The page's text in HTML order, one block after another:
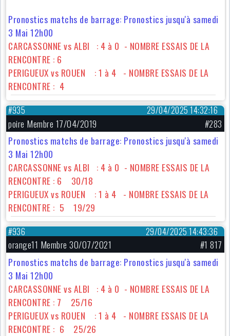
Pronostics matchs de barrage: Pronostics jusqu'à samedi
3 Mai 12h00
CARCASSONNE vs ALBI : 4 à 0 - NOMBRE ESSAIS DE LA
RENCONTRE : 6
PERIGUEUX vs ROUEN : 1 à 4 - NOMBRE ESSAIS DE LA
RENCONTRE : 4
29/04/2025 14:32:16
#935
poire Membre 17/04/2019
#283
Pronostics matchs de barrage: Pronostics jusqu'à samedi
3 Mai 12h00
CARCASSONNE vs ALBI : 4 à 0 - NOMBRE ESSAIS DE LA
RENCONTRE : 6 30/18
PERIGUEUX vs ROUEN : 1 à 4 - NOMBRE ESSAIS DE LA
RENCONTRE : 5 19/29
29/04/2025 14:43:36
#936
orange11 Membre 30/07/2021
#1 817
Pronostics matchs de barrage: Pronostics jusqu'à samedi
3 Mai 12h00
CARCASSONNE vs ALBI : 4 à 0 - NOMBRE ESSAIS DE LA
RENCONTRE : 7 25/16
PERIGUEUX vs ROUEN : 1 à 4 - NOMBRE ESSAIS DE LA
RENCONTRE : 6 25/26